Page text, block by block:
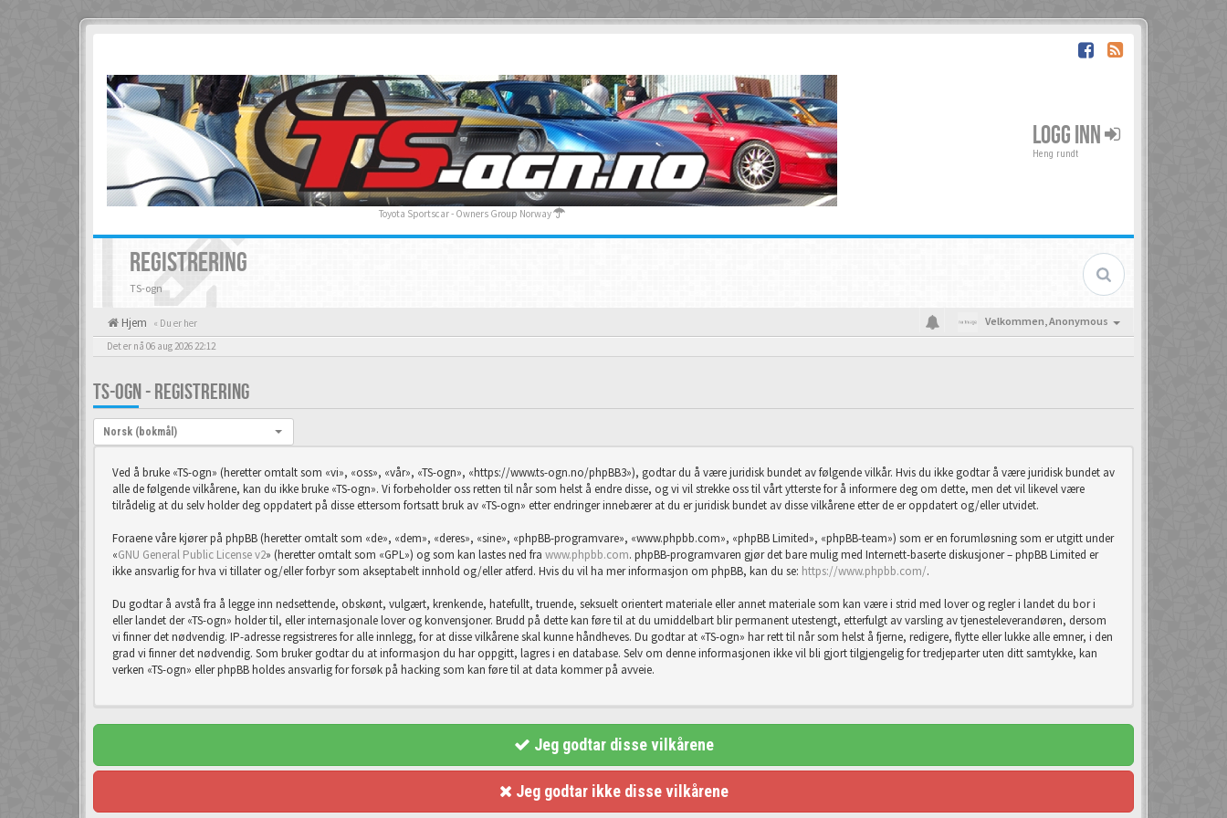
Toyota Sportscar - Owners Group Norway
LOGG INN
Heng rundt
REGISTRERING
TS-ogn
Hjem « Du er her Velkommen,Anonymous
Det er nå 06 aug 2026 22:12
TS-OGN - REGISTRERING
Språk:Norsk (bokmål)
Ved å bruke «TS-ogn» (heretter omtalt som «vi», «oss», «vår», «TS-ogn», «https://www.ts-ogn.no/phpBB3»), godtar du å være juridisk bundet av følgende vilkår. Hvis du ikke godtar å være juridisk bundet av
alle de følgende vilkårene, kan du ikke bruke «TS-ogn». Vi forbeholder oss retten til når som helst å endre disse, og vi vil strekke oss til vårt ytterste for å informere deg om dette, men det vil likevel være
tilrådelig at du selv holder deg oppdatert på disse ettersom fortsatt bruk av «TS-ogn» etter endringer innebærer at du er juridisk bundet av disse vilkårene etter de er oppdatert og/eller utvidet.
Foraene våre kjører på phpBB (heretter omtalt som «de», «dem», «deres», «sine», «phpBB-programvare», «www.phpbb.com», «phpBB Limited», «phpBB-team») som er en forumløsning som er utgitt under
«GNU General Public License v2» (heretter omtalt som «GPL») og som kan lastes ned fra www.phpbb.com. phpBB-programvaren gjør det bare mulig med Internett-baserte diskusjoner – phpBB Limited er
ikke ansvarlig for hva vi tillater og/eller forbyr som akseptabelt innhold og/eller atferd. Hvis du vil ha mer informasjon om phpBB, kan du se: https://www.phpbb.com/.
Du godtar å avstå fra å legge inn nedsettende, obskønt, vulgært, krenkende, hatefullt, truende, seksuelt orientert materiale eller annet materiale som kan være i strid med lover og regler i landet du bor i
eller landet der «TS-ogn» holder til, eller internasjonale lover og konvensjoner. Brudd på dette kan føre til at du umiddelbart blir permanent utestengt, etterfulgt av varsling av tjenesteleverandøren, dersom
vi finner det nødvendig. IP-adresse regsistreres for alle innlegg, for at disse vilkårene skal kunne håndheves. Du godtar at «TS-ogn» har rett til når som helst å fjerne, redigere, flytte eller lukke alle emner, i den
grad vi finner det nødvendig. Som bruker godtar du at informasjon du har oppgitt, lagres i en database. Selv om denne informasjonen ikke vil bli gjort tilgjengelig for tredjeparter uten ditt samtykke, kan
verken «TS-ogn» eller phpBB holdes ansvarlig for forsøk på hacking som kan føre til at data kommer på avveie.
Jeg godtar disse vilkårene
Jeg godtar ikke disse vilkårene